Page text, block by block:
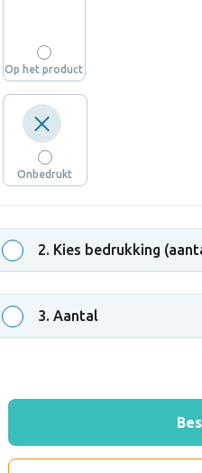
Op het product
Onbedrukt
2. Kies bedrukking
3. Aantal